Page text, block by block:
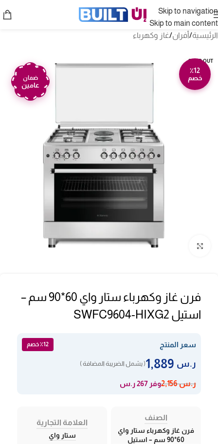
Skip to navigation
Skip to main content
الرئيسية/أفران/غاز وكهرباء
SOLD OUT
٪12
خصم
ضمان
عامين
Click to enlarge
فرن غاز وكهرباء ستار واي 60*90 سم –
استيل SWFC9604-HIXG2
سعر المنتج ٪12 خصم
ر.س ( يشمل الضريبة المضافة )
ر.س2,156 وفر 267 ر.س
الصنف
فرن غاز وكهرباء ستار واي
60*90 سم – استيل
العلامة التجارية
ستار واي